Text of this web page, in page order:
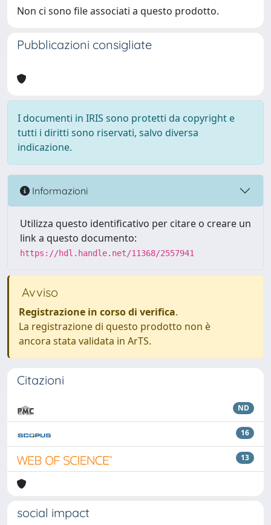
Non ci sono file associati a questo prodotto.
Pubblicazioni consigliate
I documenti in IRIS sono protetti da copyright e
tutti i diritti sono riservati, salvo diversa
indicazione.
Informazioni
Utilizza questo identificativo per citare o creare un
link a questo documento:
https://hdl.handle.net/11368/2557941
Avviso
Registrazione in corso di verifica.
La registrazione di questo prodotto non è
ancora stata validata in ArTS.
Citazioni
ND
16
13
social impact